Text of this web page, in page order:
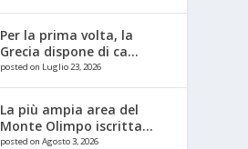
Per la prima volta, la
Grecia dispone di ca...
posted on Luglio 23, 2026
La più ampia area del
Monte Olimpo iscritta...
posted on Agosto 3, 2026